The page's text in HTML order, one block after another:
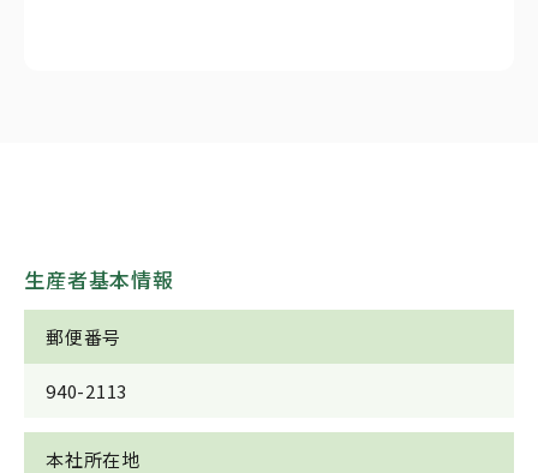
生産者基本情報
郵便番号
940-2113
本社所在地